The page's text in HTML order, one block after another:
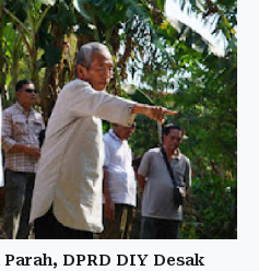
DPRD DIY Desak